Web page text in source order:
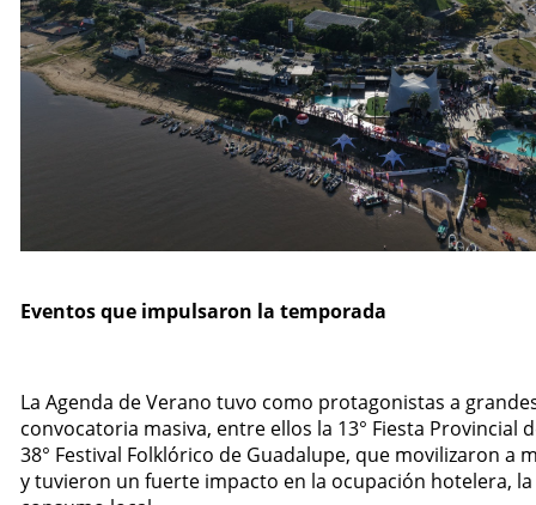
Eventos que impulsaron la temporada
La Agenda de Verano tuvo como protagonistas a
convocatoria masiva, entre ellos la 13° Fiesta Provincial
38° Festival Folklórico de Guadalupe, que movilizaron a
y tuvieron un fuerte impacto en la ocupación hotelera,